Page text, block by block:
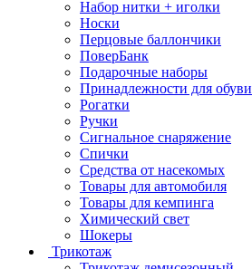
Набор нитки + иголки
Носки
Перцовые баллончики
ПоверБанк
Подарочные наборы
Принадлежности для обуви
Рогатки
Ручки
Сигнальное снаряжение
Спички
Средства от насекомых
Товары для автомобиля
Товары для кемпинга
Химический свет
Шокеры
Трикотаж